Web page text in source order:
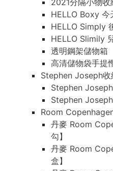
2021分隔小物收
HELLO Boxy 今
HELLO Simply
HELLO Slimily
透明鋼架儲物箱
高清儲物袋手提
Stephen Joseph收
Stephen
Stephen
Room
丹麥 Room
勾】
丹麥 Room
盒】